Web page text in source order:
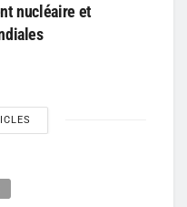
nucléaire et